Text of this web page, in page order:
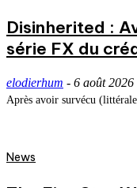
Disinherited :
série FX du
elodierhum - 6 août 2026
Après avoir survécu
News